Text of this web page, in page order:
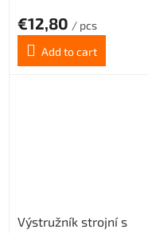
€12,80 / pcs
Add to cart
Výstružník strojní s